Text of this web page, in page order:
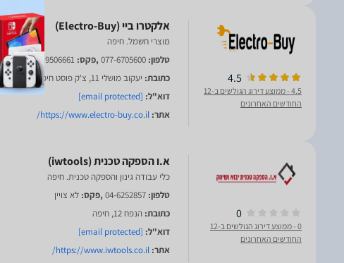
4.5
4.5
- ממוצע דירוג הגולשים ב-12
החודשים האחרונים
מוצרי חשמל. חיפה
טלפון: 077-6705600,פקס: 04-9506661
כתובת: יעקוב מושלי 11, צ'ק פוסט חיפה
דוא"ל: [email protected]
אתר: https://www.electro-buy.co.il/
0
0
- ממוצע דירוג הגולשים ב-12
החודשים האחרונים
כלי עבודה גינון והספקה טכנית. חיפה
טלפון: 04-6252857,פקס: לא צויין
כתובת: הנפח 12, חיפה
דוא"ל: [email protected]
אתר: https://www.iwtools.co.il/